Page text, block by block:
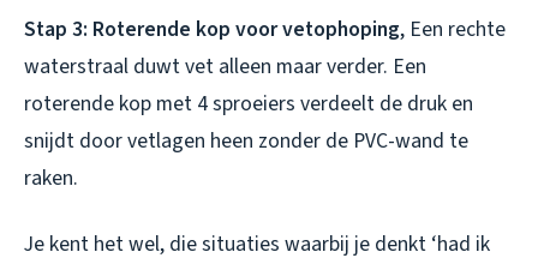
Stap 3: Roterende kop voor vetophoping, Een rechte
waterstraal duwt vet alleen maar verder. Een
roterende kop met 4 sproeiers verdeelt de druk en
snijdt door vetlagen heen zonder de PVC-wand te
raken.
Je kent het wel, die situaties waarbij je denkt ‘had ik